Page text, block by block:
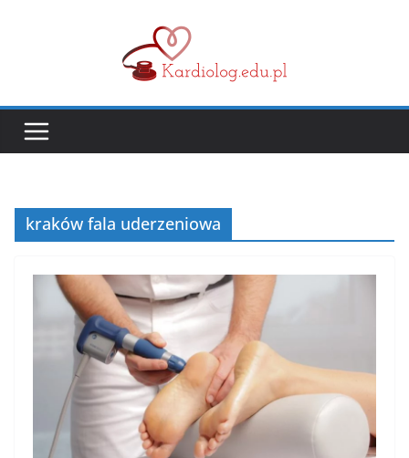
kraków fala uderzeniowa